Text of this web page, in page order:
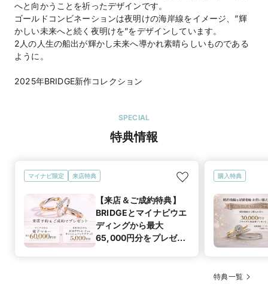
へと向かうことを祈ったデザインです。
ゴールドコンビネーションは夜明けの海岸線をイメージ、”輝
かしい未来へと続く夜明けを”をデザインしています。
2人の人生の船出が輝かし未来へ導かれ素晴らしいものである
ように。
2025年BRIDGE新作コレクション
SPECIAL
特典情報
マイナビ限定 来店特典
【来店＆ご成約特典】
BRIDGEとマイナビウエ
ディングから最大
65,000円分をプレゼン
購入特典
特典一覧